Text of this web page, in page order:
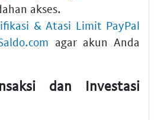
akses.
& Atasi Limit PayPal
agar akun Anda
dan Investasi